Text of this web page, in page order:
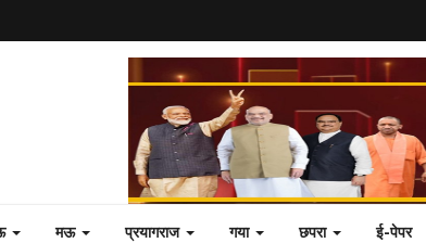
मऊ प्रयागराज गया छपरा ई-पेपर